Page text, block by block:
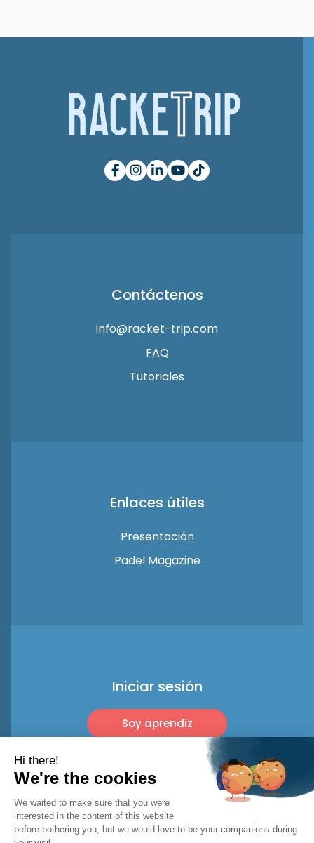
Contáctenos
info@racket-trip.com
FAQ
Tutoriales
Enlaces útiles
Presentación
Padel Magazine
Iniciar sesión
Soy aprendiz